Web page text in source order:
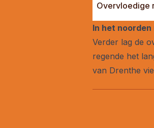
Overvloedige
In het
Verder lag de
regende het
van Drenthe